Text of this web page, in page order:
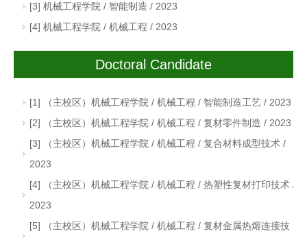
[3] 机械工程学院 / 智能制造 / 2023
[4] 机械工程学院 / 机械工程 / 2023
Doctoral Candidate
[1] （主校区）机械工程学院 / 机械工程 / 智能制造工艺 / 2023
[2] （主校区）机械工程学院 / 机械工程 / 复材零件制造 / 2023
[3] （主校区）机械工程学院 / 机械工程 / 复合材料成型技术 /
2023
[4] （主校区）机械工程学院 / 机械工程 / 热塑性复材打印技术 /
2023
[5] （主校区）机械工程学院 / 机械工程 / 复材金属热熔连接技